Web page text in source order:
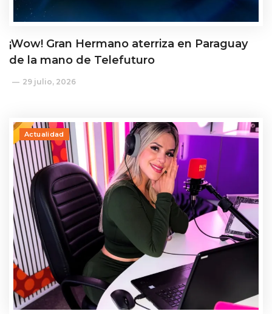
¡Wow! Gran Hermano aterriza en Paraguay
de la mano de Telefuturo
29 julio, 2026
Actualidad